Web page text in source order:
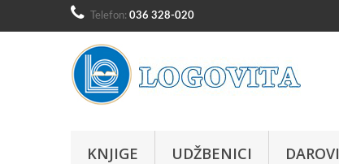
Telefon: 036 328-020
KNJIGE UDŽBENICI DAROVI